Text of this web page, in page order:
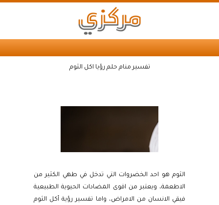
تفسير منام حلم رؤيا اكل الثوم
الثوم هو احد الخضروات التي تدخل في طهي الكثير من
الاطعمة، ويعتبر من اقوى المضادات الحيوية الطبيعية
فيقي الانسان من الامراض، واما تفسير رؤية أكل الثوم